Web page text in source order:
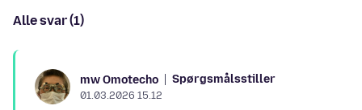
Alle svar (1)
mw Omotecho Spørgsmålsstiller
01.03.2026 15.12